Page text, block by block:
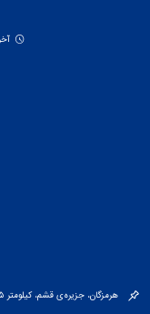
هرمزگان، جزیره‌ی قشم، کیلومتر ۱۵ جاده‌ی ساحلی جنوبی، پارک زیست‌فناوری خلیج‌فارس